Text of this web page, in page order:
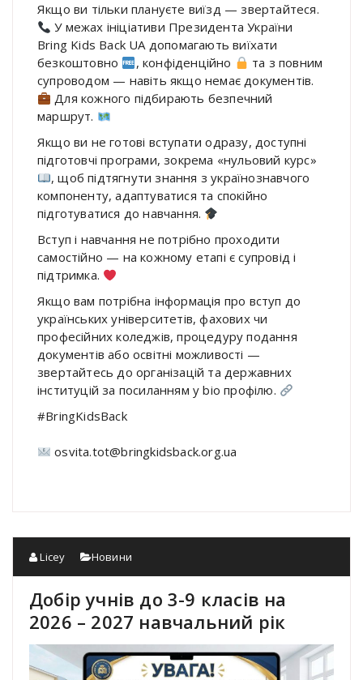
Якщо ви тільки плануєте виїзд — звертайтеся.
У межах ініціативи Президента України
Bring Kids Back UA допомагають виїхати
безкоштовно
, конфіденційно
та з повним
супроводом — навіть якщо немає документів.
Для кожного підбирають безпечний
маршрут.
Якщо ви не готові вступати одразу, доступні
підготовчі програми, зокрема «нульовий курс»
, щоб підтягнути знання з українознавчого
компоненту, адаптуватися та спокійно
підготуватися до навчання.
Вступ і навчання не потрібно проходити
самостійно — на кожному етапі є супровід і
підтримка.
Якщо вам потрібна інформація про вступ до
українських університетів, фахових чи
професійних коледжів, процедуру подання
документів або освітні можливості —
звертайтесь до організацій та державних
інституцій за посиланням у bio профілю.
#BringKidsBack
osvita.tot@bringkidsback.org.ua
Licey Новини
Добір учнів до 3-9 класів на
2026 – 2027 навчальний рік